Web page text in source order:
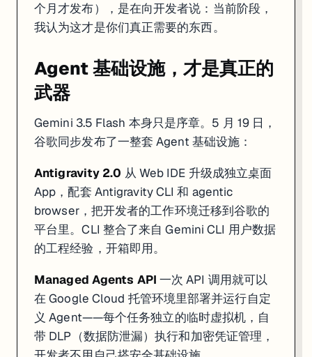
个月才发布），是在向开发者说：当前阶段，
我认为这才是你们真正需要的东西。
Agent 基础设施，才是真正的
武器
Gemini 3.5 Flash 本身只是序章。5 月 19 日，
谷歌同步发布了一整套 Agent 基础设施：
Antigravity 2.0 从 Web IDE 升级成独立桌面
App，配套 Antigravity CLI 和 agentic
browser，把开发者的工作环境迁移到谷歌的
平台里。CLI 整合了来自 Gemini CLI 用户数据
的工程经验，开箱即用。
Managed Agents API 一次 API 调用就可以
在 Google Cloud 托管环境里部署并运行自定
义 Agent——每个任务独立的临时虚拟机，自
带 DLP（数据防泄漏）执行和加密凭证管理，